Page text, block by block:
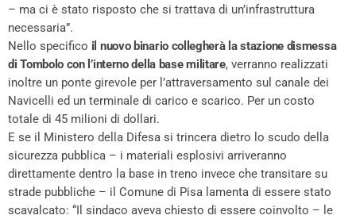
– ma ci è stato risposto che si trattava di un’infrastruttura
necessaria”.
Nello specifico il nuovo binario collegherà la stazione dismessa
di Tombolo con l’interno della base militare, verranno realizzati
inoltre un ponte girevole per l’attraversamento sul canale dei
Navicelli ed un terminale di carico e scarico. Per un costo
totale di 45 milioni di dollari.
E se il Ministero della Difesa si trincera dietro lo scudo della
sicurezza pubblica – i materiali esplosivi arriveranno
direttamente dentro la base in treno invece che transitare su
strade pubbliche – il Comune di Pisa lamenta di essere stato
scavalcato: “Il sindaco aveva chiesto di essere coinvolto – le